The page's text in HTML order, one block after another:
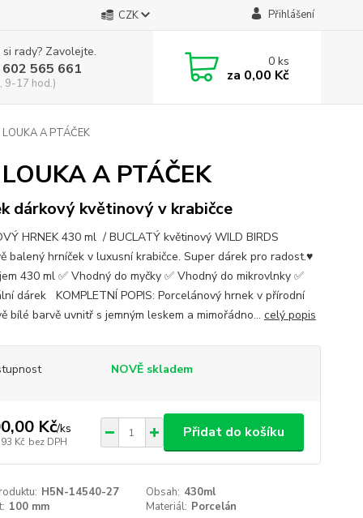
CZK Přihlášení
rady? Zavolejte.
565 661
9-17 hod.)
0ks
za 0,00 Kč
A PTÁČEK
A PTÁČEK
dárkový květinový v krabičce
HRNEK 430 ml / BUCLATÝ květinový WILD BIRDS
balený hrníček v luxusní krabičce. Super dárek pro radost.♥
430 ml ✅ Vhodný do myčky ✅ Vhodný do mikrovlnky ✅
dárek KOMPLETNÍ POPIS: Porcelánový hrnek v přírodní
bílé barvě uvnitř s jemným leskem a mimořádno... celý popis
NOVĚ skladem
Kč/ks
Kč bez DPH
Přidat do košíku
H5N-14540-27 Obsah: 430ml
100 mm Materiál: Porcelán